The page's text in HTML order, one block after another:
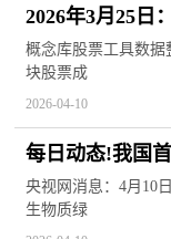
2026年3月25日
大排名
概念库股票工具数据
块股票成
2026-04-10
每日动态!我国
目开工
央视网消息：4月10
生物质绿